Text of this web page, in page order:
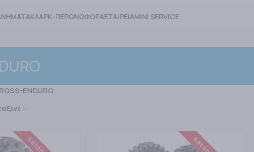
ΚΛΑΡΚ-ΠΕΡΟΝΟΦΟΡΑΕΤΑΙΡΕΙΑMINI SERVICE
ENDURO